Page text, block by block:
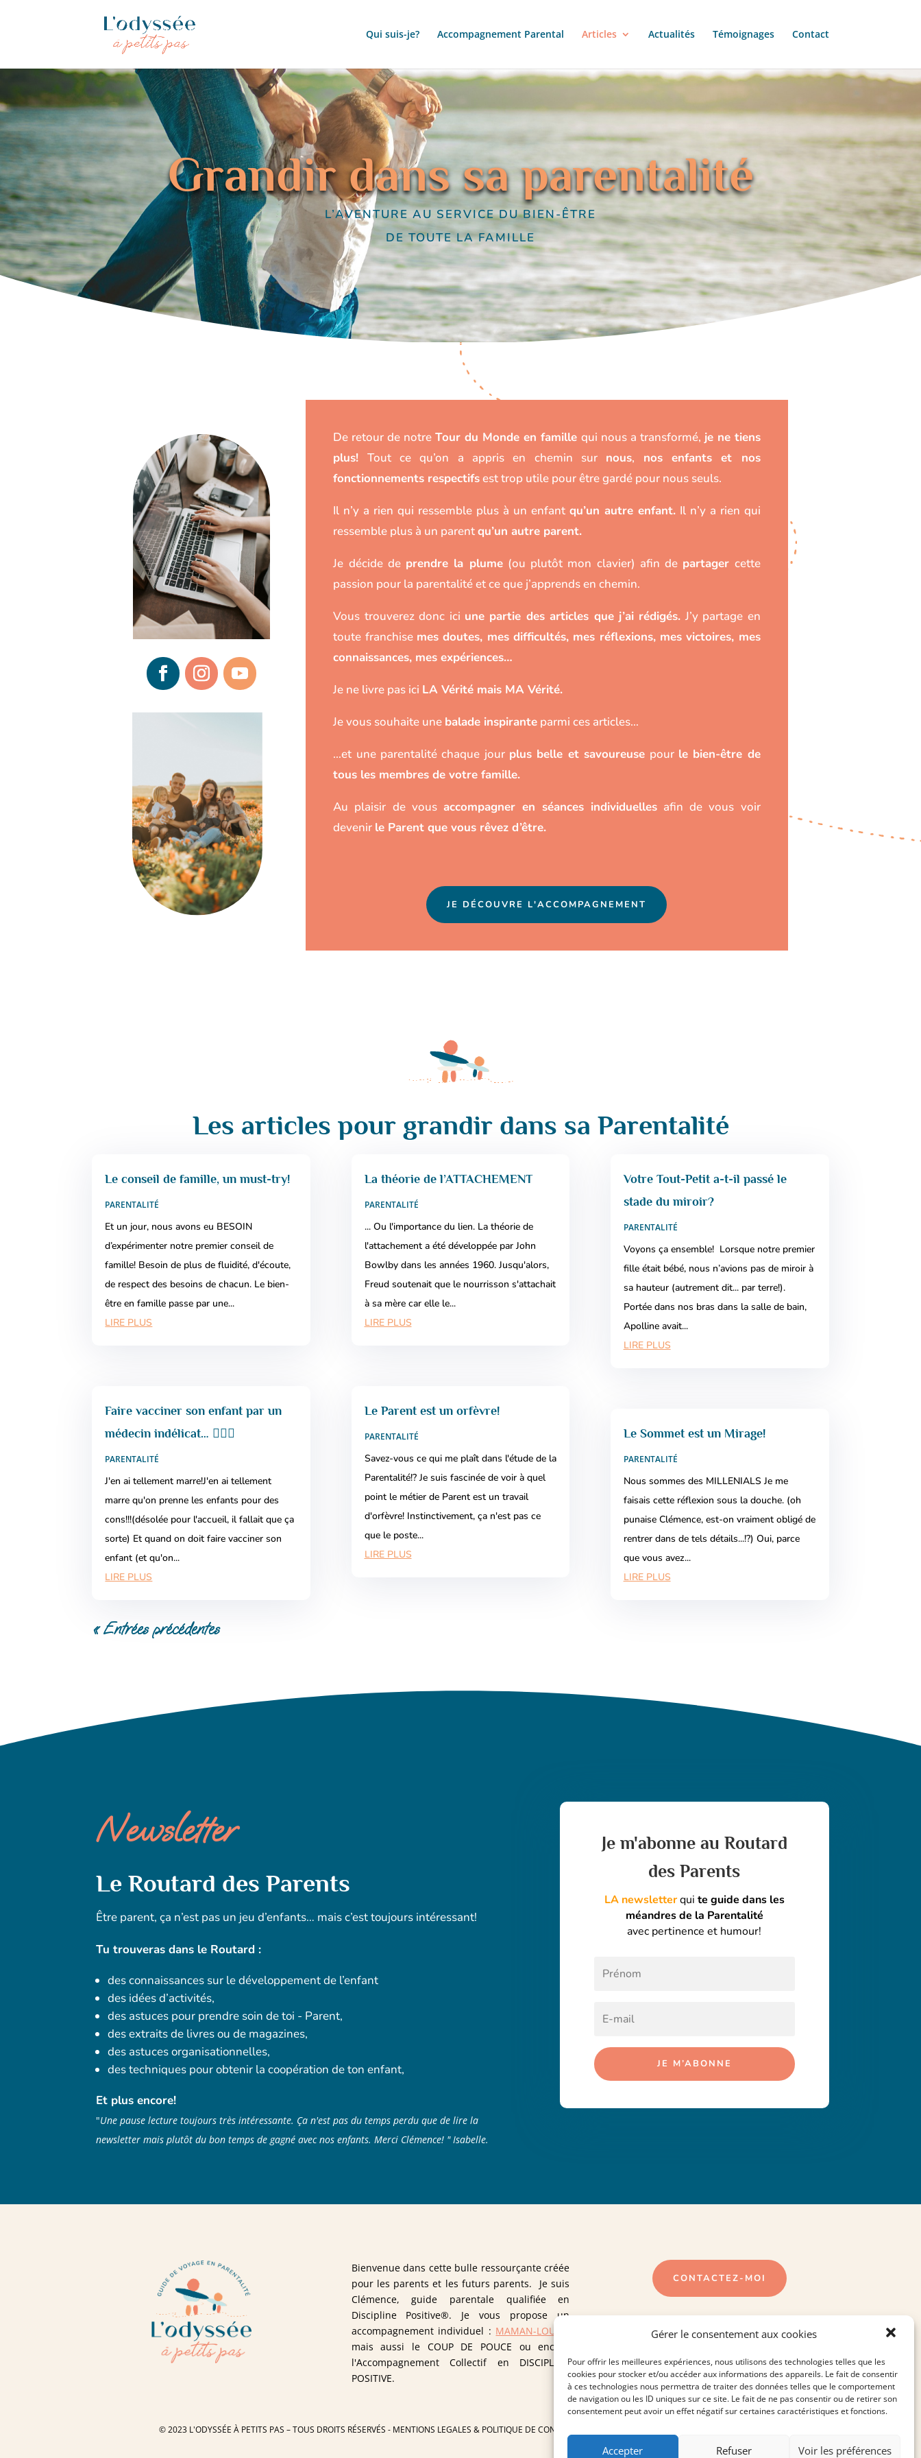
Gérer le consentement aux cookies
Pour offrir les meilleures expériences, nous utilisons des technologies telles que les
cookies pour stocker et/ou accéder aux informations des appareils. Le fait de consentir
à ces technologies nous permettra de traiter des données telles que le comportement
de navigation ou les ID uniques sur ce site. Le fait de ne pas consentir ou de retirer son
consentement peut avoir un effet négatif sur certaines caractéristiques et fonctions.
Accepter Refuser Voir les préférences
Qui suis-je? Accompagnement Parental Articles Actualités Témoignages Contact
Grandir dans sa parentalité
L’AVENTURE AU SERVICE DU BIEN-ÊTRE
DE TOUTE LA FAMILLE
De retour de notreTour du Monde en famille qui nous a transformé, je ne tiens
plus! Tout ce qu’on a appris en chemin sur nous, nos enfants et nos
fonctionnements respectifsest trop utile pour être gardé pour nous seuls.
Il n’y a rien qui ressemble plus à un enfant qu’un autre enfant.Il n’y a rien qui
ressemble plus à un parentqu’un autre parent.
Je décide de prendre la plume(ou plutôt mon clavier) afin de partager cette
passion pour la parentalité et ce que j’apprends en chemin.
Vous trouverez donc ici une partie des articles que j’ai rédigés. J’y partage en
toute franchise mes doutes, mes difficultés, mes réflexions, mes victoires, mes
connaissances, mes expériences…
Je ne livre pas ici LA Vérité mais MA Vérité.
Je vous souhaite une balade inspirante parmi ces articles…
…et une parentalité chaque jour plus belle et savoureuse pour le bien-être de
tous les membres de votre famille.
Au plaisir de vous accompagner en séances individuelles afin de vous voir
devenir le Parent que vous rêvez d’être.
JE DÉCOUVRE L'ACCOMPAGNEMENT
Les articles pour grandir dans sa Parentalité
Le conseil de famille, un must-try!
PARENTALITÉ
Et un jour, nous avons eu BESOIN
d’expérimenter notre premier conseil de
famille! Besoin de plus de fluidité, d'écoute,
de respect des besoins de chacun. Le bien-
être en famille passe par une...
LIRE PLUS
Faire vacciner son enfant par un
médecin indélicat… 🤦🏼‍♀️
PARENTALITÉ
J'en ai tellement marre!J'en ai tellement
marre qu'on prenne les enfants pour des
cons!!!(désolée pour l'accueil, il fallait que ça
sorte) Et quand on doit faire vacciner son
enfant (et qu'on...
LIRE PLUS
La théorie de l’ATTACHEMENT
PARENTALITÉ
... Ou l'importance du lien. La théorie de
l'attachement a été développée par John
Bowlby dans les années 1960. Jusqu'alors,
Freud soutenait que le nourrisson s'attachait
à sa mère car elle le...
LIRE PLUS
Le Parent est un orfèvre!
PARENTALITÉ
Savez-vous ce qui me plaît dans l'étude de la
Parentalité!? Je suis fascinée de voir à quel
point le métier de Parent est un travail
d'orfèvre! Instinctivement, ça n'est pas ce
que le poste...
LIRE PLUS
Votre Tout-Petit a-t-il passé le
stade du miroir?
PARENTALITÉ
Voyons ça ensemble! Lorsque notre premier
fille était bébé, nous n’avions pas de miroir à
sa hauteur (autrement dit... par terre!).
Portée dans nos bras dans la salle de bain,
Apolline avait...
LIRE PLUS
Le Sommet est un Mirage!
PARENTALITÉ
Nous sommes des MILLENIALS Je me
faisais cette réflexion sous la douche. (oh
punaise Clémence, est-on vraiment obligé de
rentrer dans de tels détails...!?) Oui, parce
que vous avez...
LIRE PLUS
« Entrées précédentes
Newsletter
Le Routard des Parents
Être parent, ça n’est pas un jeu d’enfants… mais c’est toujours intéressant!
Tu trouveras dans le Routard :
des connaissances sur le développement de l’enfant
des idées d’activités,
des astuces pour prendre soin de toi - Parent,
des extraits de livres ou de magazines,
des astuces organisationnelles,
des techniques pour obtenir la coopération de ton enfant,
Et plus encore!
"Une pause lecture toujours très intéressante. Ça n'est pas du temps perdu que de lire la
newsletter mais plutôt du bon temps de gagné avec nos enfants. Merci Clémence! " Isabelle.
Je m'abonne au Routard
des Parents
LA newsletterqui te guide dans les
méandres de la Parentalité
avec pertinence et humour!
JE M’ABONNE
Bienvenue dans cette bulle ressourçante créée
pour les parents et les futurs parents. Je suis
Clémence, guide parentale qualifiée en
Discipline Positive®. Je vous propose un
accompagnement individuel : MAMAN-LOUVE
mais aussi le COUP DE POUCE ou encore
l'Accompagnement Collectif en DISCIPLINE
POSITIVE.
CONTACTEZ-MOI
© 2023 L'ODYSSÉE À PETITS PAS – TOUS DROITS RÉSERVÉS - MENTIONS LEGALES & POLITIQUE DE CONFIDENTIALITÉ